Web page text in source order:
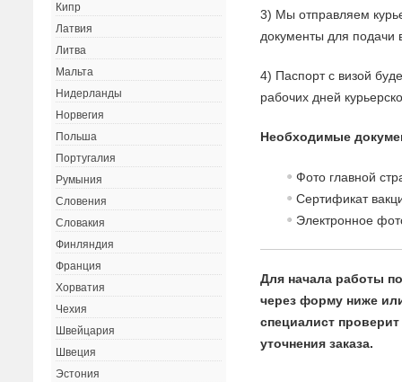
3) Мы отправляем
документы для подачи
4) Паспорт с визой
рабочих дней
Необходимые
Фото главной
Сертификат
Электронное
Для начала работы
через форму ниже
специалист
уточнения заказа.
Кипр
Латвия
Литва
Мальта
Нидерланды
Норвегия
Польша
Португалия
Румыния
Словения
Словакия
Финляндия
Франция
Хорватия
Чехия
Швейцария
Швеция
Эстония